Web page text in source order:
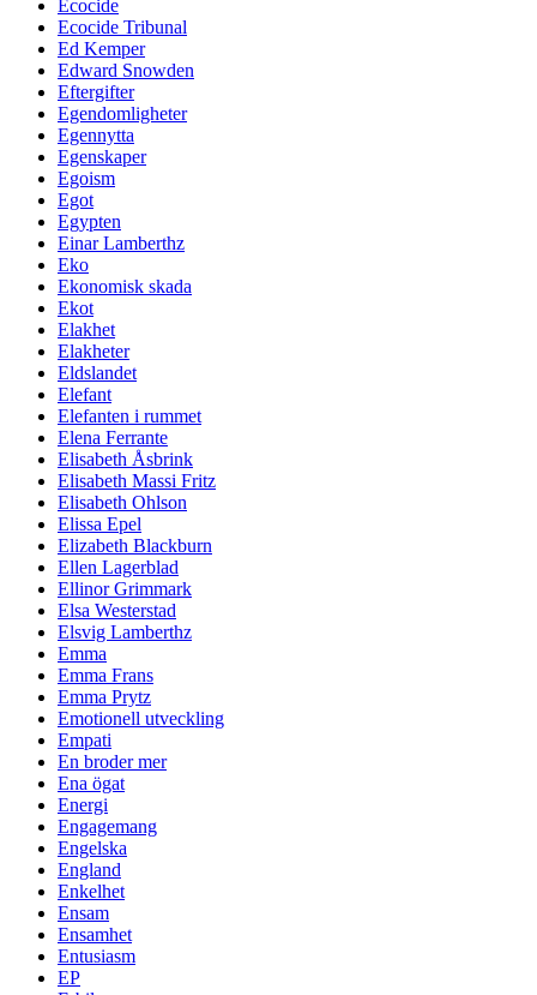
Ecocide
Ecocide Tribunal
Ed Kemper
Edward Snowden
Eftergifter
Egendomligheter
Egennytta
Egenskaper
Egoism
Egot
Egypten
Einar Lamberthz
Eko
Ekonomisk skada
Ekot
Elakhet
Elakheter
Eldslandet
Elefant
Elefanten i rummet
Elena Ferrante
Elisabeth Åsbrink
Elisabeth Massi Fritz
Elisabeth Ohlson
Elissa Epel
Elizabeth Blackburn
Ellen Lagerblad
Ellinor Grimmark
Elsa Westerstad
Elsvig Lamberthz
Emma
Emma Frans
Emma Prytz
Emotionell utveckling
Empati
En broder mer
Ena ögat
Energi
Engagemang
Engelska
England
Enkelhet
Ensam
Ensamhet
Entusiasm
EP